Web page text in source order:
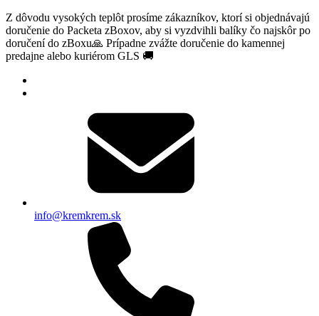
Z dôvodu vysokých teplôt prosíme zákazníkov, ktorí si objednávajú
doručenie do Packeta zBoxov, aby si vyzdvihli balíky čo najskôr po
doručení do zBoxu🙏 Prípadne zvážte doručenie do kamennej
predajne alebo kuriérom GLS 🚚
info@kremkrem.sk